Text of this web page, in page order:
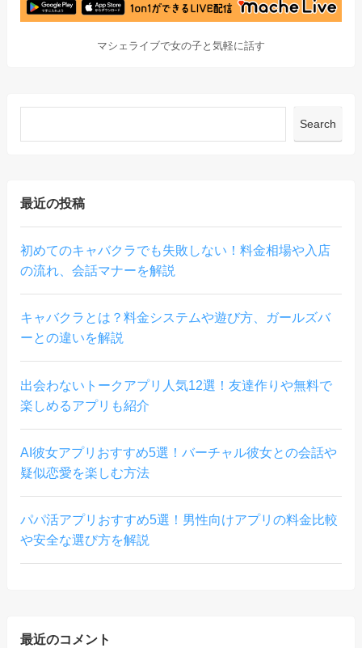
マシェライブで女の子と気軽に話す
Search
最近の投稿
初めてのキャバクラでも失敗しない！料金相場や入店
の流れ、会話マナーを解説
キャバクラとは？料金システムや遊び方、ガールズバ
ーとの違いを解説
出会わないトークアプリ人気12選！友達作りや無料で
楽しめるアプリも紹介
AI彼女アプリおすすめ5選！バーチャル彼女との会話や
疑似恋愛を楽しむ方法
パパ活アプリおすすめ5選！男性向けアプリの料金比較
や安全な選び方を解説
最近のコメント